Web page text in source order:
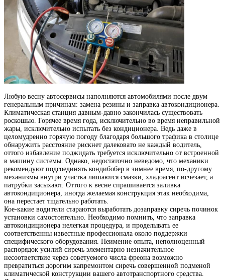
Любую весну автосервисы наполняются автомобилями после двум
генеральным причинам: замена резины и заправка автокондиционера.
Климатическая станция давным-давно закончилась существовать
роскошью. Горячее время года, исключительно во время неправильной
жары, исключительно испытать без кондиционера. Ведь даже в
целомудренно горячую погоду благодаря большого трафика в столице
обнаружить расстояние рискнет далековато не каждый водитель,
оттого избавление поджидать требуется исключительно от встроенной
в машину системы. Однако, недостаточно неведомо, что механики
рекомендуют подсоединять кондибобер в зимнее время, по-другому
механизмы внутри участка лишаются смазки, хладоагент исчезает, а
патрубки засыхают. Оттого к весне спрашивается заливка
автокондиционера, иногда желаемая конструкция этак необходима,
она перестает тщательно работать.
Кое-какие водители стараются выработать дозаправку сиречь починок
установки самостоятельно. Необходимо помнить, что заправка
автокондиционера нелегкая процедура, и проделывать ее
соответственны известные профессионала около поддержки
специфического оборудования. Неимение опыта, неполноценный
распорядок усилий сиречь элементарно незначительное
несоответствие через советуемого числа фреона возможно
превратиться дорогим капремонтом сиречь совершенной подменой
климатической конструкции вашего автотранспортного средства.